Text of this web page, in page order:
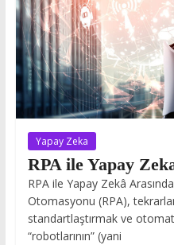
Yapay Zeka
RPA ile Yapay
RPA ile Yapay Zekâ
Otomasyonu (RPA),
standartlaştırmak ve
“robotlarının” (yani